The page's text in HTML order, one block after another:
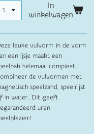
In
winkelwagen
leuke vulvorm in de vorm
een ijsje maakt een
helemaal compleet.
de vulvormen met
speelzand, speelrijst
in water. Dit geeft
uren